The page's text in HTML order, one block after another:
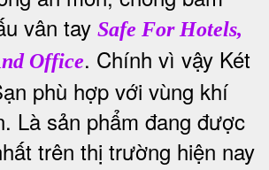
vân tay Safe For Hotels,
Office. Chính vì vậy Két
phù hợp với vùng khí
Là sản phẩm đang được
trên thị trường hiện nay